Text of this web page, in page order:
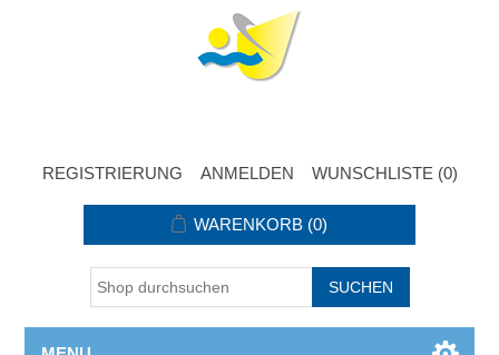
REGISTRIERUNG ANMELDEN WUNSCHLISTE (0)
WARENKORB (0)